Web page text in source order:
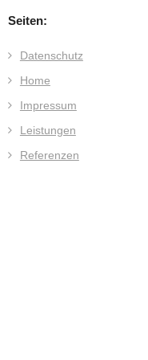
Seiten:
Datenschutz
Home
Impressum
Leistungen
Referenzen